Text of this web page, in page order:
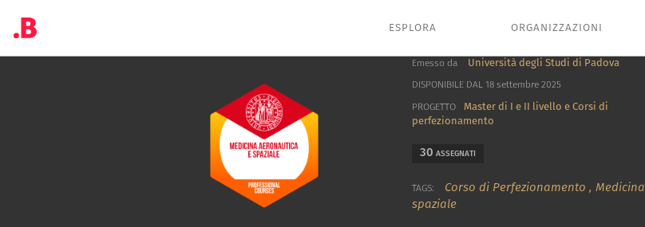
ESPLORA ORGANIZZAZIONI
Emesso da Università degli Studi di Padova
DISPONIBILE DAL 18 settembre 2025
PROGETTO
Master di I e II livello e Corsi di
perfezionamento
30 ASSEGNATI
TAGS: Corso di Perfezionamento ,Medicina
spaziale